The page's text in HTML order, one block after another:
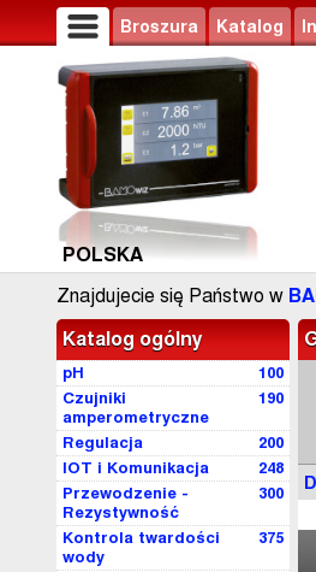
Broszura Katalog
POLSKA
Znajdujecie się Państwo w
Katalog ogólny
100
pH
190
Czujniki
amperometryczne
200
Regulacja
248
IOT i Komunikacja
300
Przewodzenie -
Rezystywność
375
Kontrola twardości
wody